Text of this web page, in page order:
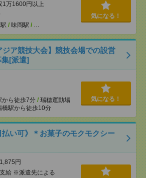
万1600円以上
/ 味岡駅 / …
気になる！
ジア競技大会】競技会場での設営
[派遣]
から徒歩7分 / 瑞穂運動場
橋駅から徒歩10分
気になる！
払い可》＊お菓子のモクモクシー
円
給 ※派遣先による